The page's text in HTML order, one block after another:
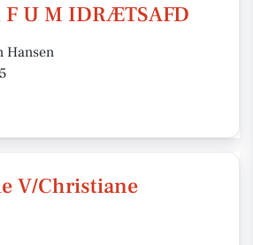
U M IDRÆTSAFD
Hansen
V/Christiane